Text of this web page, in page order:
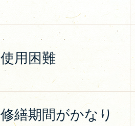
使用困難
修繕期間がかなり